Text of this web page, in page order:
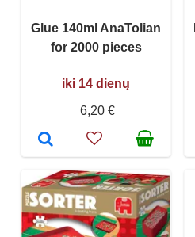
Glue 140ml AnaTolian
for 2000 pieces
iki 14 dienų
6,20 €